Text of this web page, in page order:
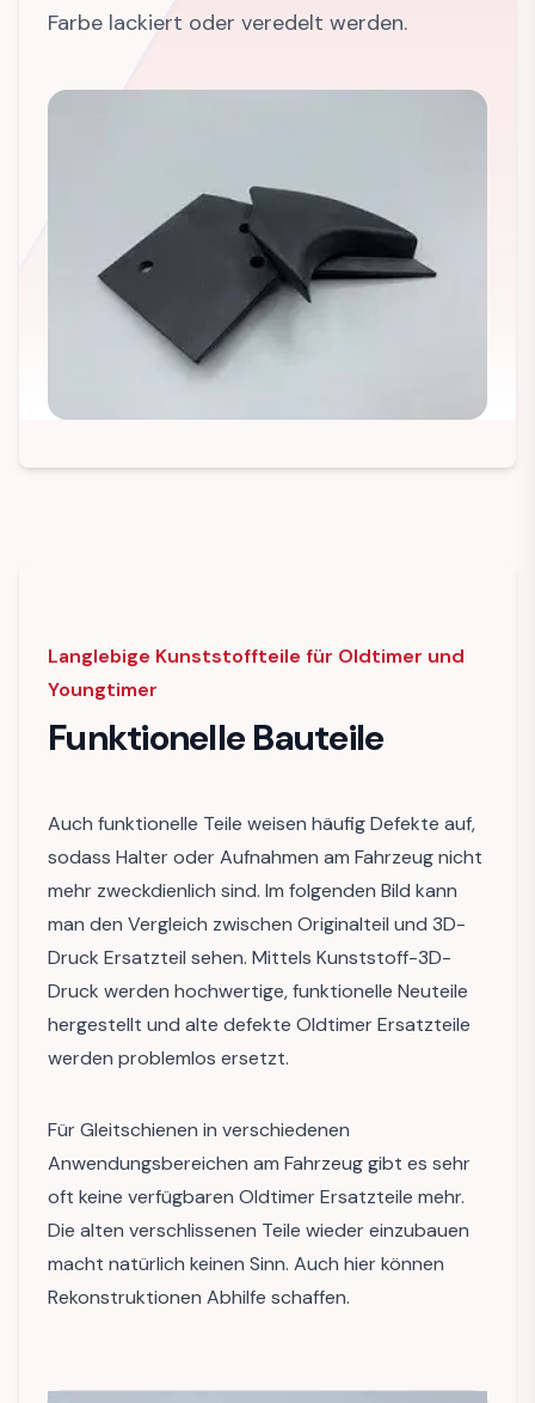
Farbe lackiert oder veredelt werden.
Langlebige Kunststoffteile für Oldtimer und
Youngtimer
Funktionelle Bauteile
Auch funktionelle Teile weisen häufig Defekte auf,
sodass Halter oder Aufnahmen am Fahrzeug nicht
mehr zweckdienlich sind. Im folgenden Bild kann
man den Vergleich zwischen Originalteil und 3D-
Druck Ersatzteil sehen. Mittels Kunststoff-3D-
Druck werden hochwertige, funktionelle Neuteile
hergestellt und alte defekte Oldtimer Ersatzteile
werden problemlos ersetzt.
Für Gleitschienen in verschiedenen
Anwendungsbereichen am Fahrzeug gibt es sehr
oft keine verfügbaren Oldtimer Ersatzteile mehr.
Die alten verschlissenen Teile wieder einzubauen
macht natürlich keinen Sinn. Auch hier können
Rekonstruktionen Abhilfe schaffen.